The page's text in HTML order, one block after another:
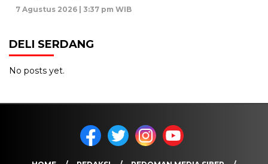
7 Agustus 2026 | 3:37 pm WIB
DELI SERDANG
No posts yet.